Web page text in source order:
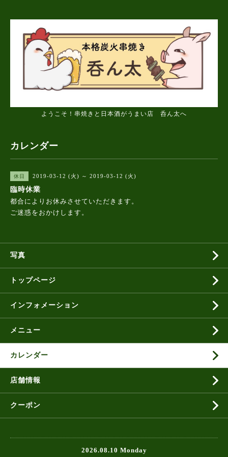
ようこそ！串焼きと日本酒がうまい店 呑ん太へ
カレンダー
休日 2019-03-12 (火) ～ 2019-03-12 (火)
臨時休業
都合によりお休みさせていただきます。
ご迷惑をおかけします。
写真
トップページ
インフォメーション
メニュー
カレンダー
店舗情報
クーポン
2026.08.10 Monday